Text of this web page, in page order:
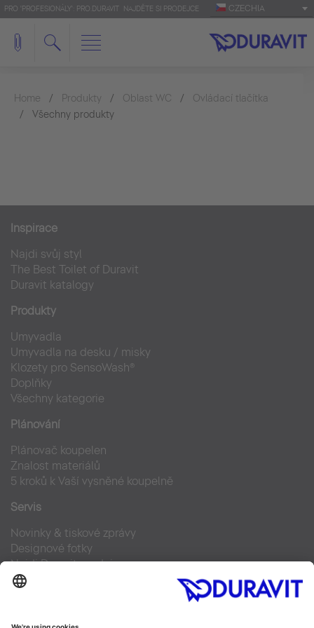
PRO 'PROFESIONÁLY': PRO.DURAVIT NAJDĚTE SI PRODEJCE CZECHIA
Home Produkty Oblast WC
Ovládací tlačítka
Všechny produkty
Inspirace
Najdi svůj styl
The Best Toilet of Duravit
Duravit katalogy
Produkty
Umyvadla
Umyvadla na desku / misky
Klozety pro SensoWash®
Doplňky
Všechny kategorie
Plánování
Plánovač koupelen
Znalost materiálů
5 kroků k Vaší vysněné koupelně
Servis
Novinky & tiskové zprávy
Designové fotky
Najdi Duravit prodejce
Často kladené otázky